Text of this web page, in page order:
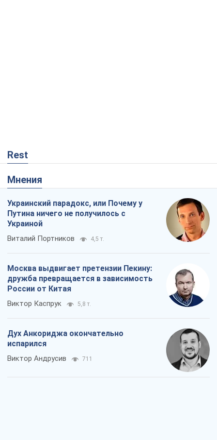
Rest
Мнения
Украинский парадокс, или Почему у
Путина ничего не получилось с
Украиной
Виталий Портников 4,5 т.
Москва выдвигает претензии Пекину:
дружба превращается в зависимость
России от Китая
Виктор Каспрук 5,8 т.
Дух Анкориджа окончательно
испарился
Виктор Андрусив 711